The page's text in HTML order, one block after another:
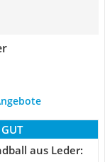
aus Leder: